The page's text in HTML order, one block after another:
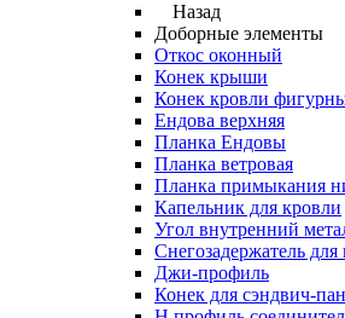
Назад
Доборные элементы
Откос оконный
Конек крыши
Конек кровли
Ендова верхняя
Планка Ендовы
Планка ветровая
Планка примыкания
Капельник для кровли
Угол внутренний
Снегозадержатель для
Джи-профиль
Конек для сэндвич-